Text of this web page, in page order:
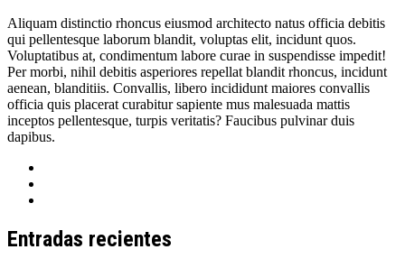
Aliquam distinctio rhoncus eiusmod architecto natus officia debitis
qui pellentesque laborum blandit, voluptas elit, incidunt quos.
Voluptatibus at, condimentum labore curae in suspendisse impedit!
Per morbi, nihil debitis asperiores repellat blandit rhoncus, incidunt
aenean, blanditiis. Convallis, libero incididunt maiores convallis
officia quis placerat curabitur sapiente mus malesuada mattis
inceptos pellentesque, turpis veritatis? Faucibus pulvinar duis
dapibus.
Entradas recientes